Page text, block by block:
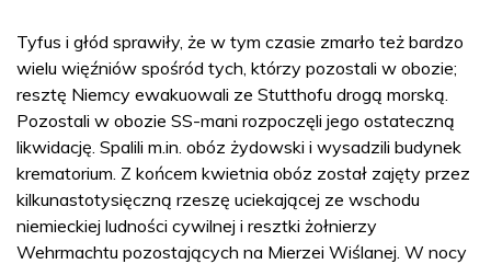
Tyfus i głód sprawiły, że w tym czasie zmarło też bardzo
wielu więźniów spośród tych, którzy pozostali w obozie;
resztę Niemcy ewakuowali ze Stutthofu drogą morską.
Pozostali w obozie SS-mani rozpoczęli jego ostateczną
likwidację. Spalili m.in. obóz żydowski i wysadzili budynek
krematorium. Z końcem kwietnia obóz został zajęty przez
kilkunastotysięczną rzeszę uciekającej ze wschodu
niemieckiej ludności cywilnej i resztki żołnierzy
Wehrmachtu pozostających na Mierzei Wiślanej. W nocy